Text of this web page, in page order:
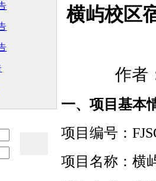
横屿校区
作者
一、项目基本
项目编号：
项目名称：横